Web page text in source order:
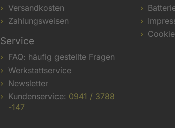
Versandkosten
Zahlungsweisen
Service
FAQ: häufig gestellte Fragen
Werkstattservice
Newsletter
Kundenservice: 0941 / 3788
-147